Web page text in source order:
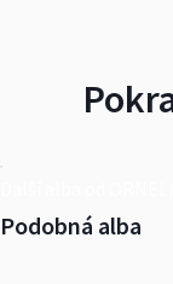
Podobná alba